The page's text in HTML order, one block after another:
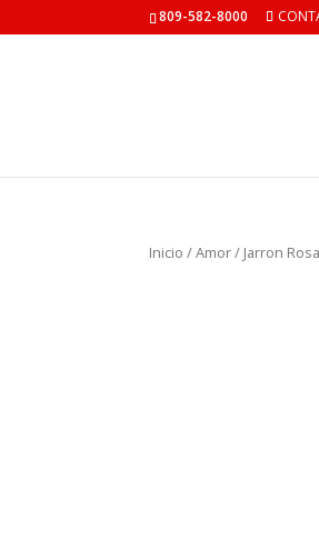
809-582-8000
Inicio /Amor/ Jarron